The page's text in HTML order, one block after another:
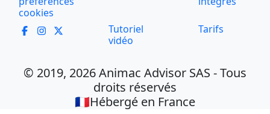
cookies
Tutoriel
vidéo
Tarifs
© 2019, 2026 Animac Advisor SAS - Tous
droits réservés
🇫🇷Hébergé en France